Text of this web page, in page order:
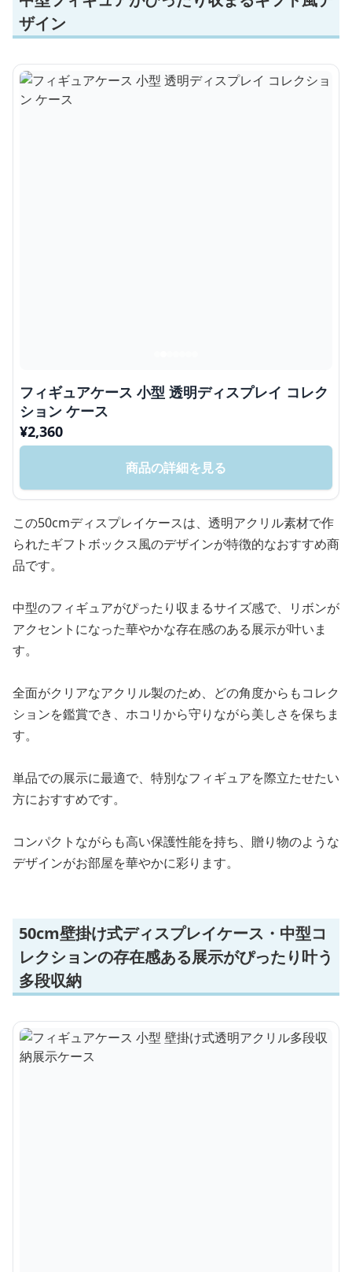
ザイン
フィギュアケース 小型 透明ディスプレイ コレク
ション ケース
¥2,360
商品の詳細を見る
この50cmディスプレイケースは、透明アクリル素材で作
られたギフトボックス風のデザインが特徴的なおすすめ商
品です。
中型のフィギュアがぴったり収まるサイズ感で、リボンが
アクセントになった華やかな存在感のある展示が叶いま
す。
全面がクリアなアクリル製のため、どの角度からもコレク
ションを鑑賞でき、ホコリから守りながら美しさを保ちま
す。
単品での展示に最適で、特別なフィギュアを際立たせたい
方におすすめです。
コンパクトながらも高い保護性能を持ち、贈り物のような
デザインがお部屋を華やかに彩ります。
50cm壁掛け式ディスプレイケース・中型コ
レクションの存在感ある展示がぴったり叶う
多段収納